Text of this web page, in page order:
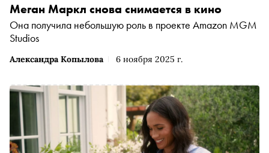
Александра Копылова 6 ноября 2025 г.
Меган Маркл снова снимается в кино
Она получила небольшую роль в проекте Amazon MGM
Studios